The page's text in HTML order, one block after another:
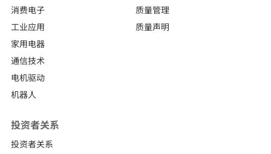
消费电子
工业应用
家用电器
通信技术
电机驱动
机器人
质量管理
质量声明
投资者关系
投资者关系